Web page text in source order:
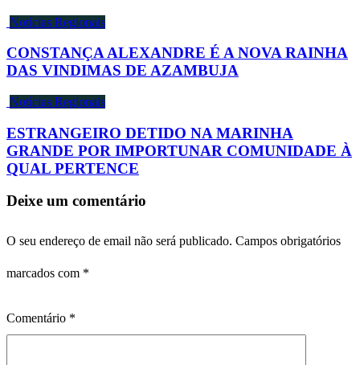
Notícias Regionais
CONSTANÇA ALEXANDRE É A NOVA RAINHA
DAS VINDIMAS DE AZAMBUJA
Notícias Regionais
ESTRANGEIRO DETIDO NA MARINHA
GRANDE POR IMPORTUNAR COMUNIDADE À
QUAL PERTENCE
Deixe um comentário
O seu endereço de email não será publicado. Campos obrigatórios
marcados com *
Comentário *